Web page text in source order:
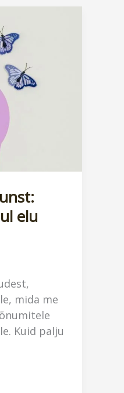
elu
mida me
Kuid palju